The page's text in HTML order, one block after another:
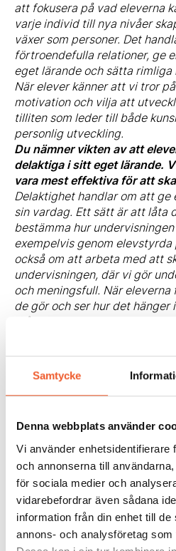
Samtycke
Denna webbplats använder
Vi använder enhetsidentifierare
och annonserna till
för sociala medier och
vidarebefordrar även sådana
information från din enhet till
annons- och analysföretag
att fokusera på vad eleverna
varje individ till nya nivåer
växer som personer. Det
förtroendefulla relationer, ge
eget lärande och sätta rimliga
När elever känner att vi tror
motivation och vilja att
tilliten som leder till både
personlig utveckling.
Du nämner vikten av att
delaktiga i sitt eget lärande.
vara mest effektiva för att
Delaktighet handlar om att
sin vardag. Ett sätt är att låta
bestämma hur
exempelvis genom
också om att arbeta med att
undervisningen, där vi gör
och meningsfull. När
de gör och ser hur det
mål, känner de sig mer
Hur ser du på framtiden för
grundskolan, och vilka
viktigast för att ge eleverna
lyckas i ett föränderligt
skapa en utbildning som inte
nutiden, utan också rustar
innebär att vi måste satsa på
självständighet och deras
samhället. Vi behöver också
tillgång till moderna verktyg
deras anställningsbarhet och
måste vi arbeta för att